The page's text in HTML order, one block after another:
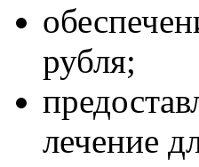
рубля;
лечение